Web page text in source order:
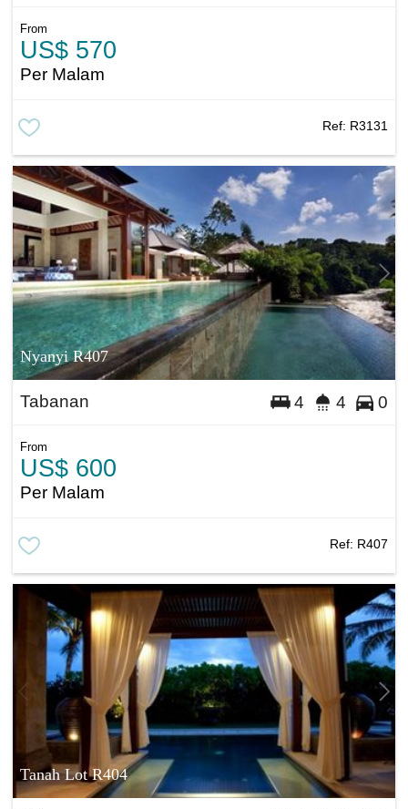
From
US$ 570
Per Malam
Ref: R3131
Nyanyi R407
Tabanan 4 4 0
From
US$ 600
Per Malam
Ref: R407
Tanah Lot R404